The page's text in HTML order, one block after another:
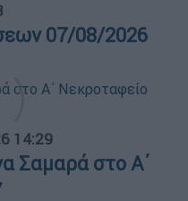
07/08/2026
14:29
Σαμαρά στο Α΄